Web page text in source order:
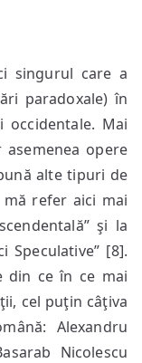
singurul care a
paradoxale) în
occidentale. Mai
opere
alte tipuri de
refer aici mai
şi la
Speculative” [8].
din ce în ce mai
cel puţin câţiva
Alexandru
Nicolescu